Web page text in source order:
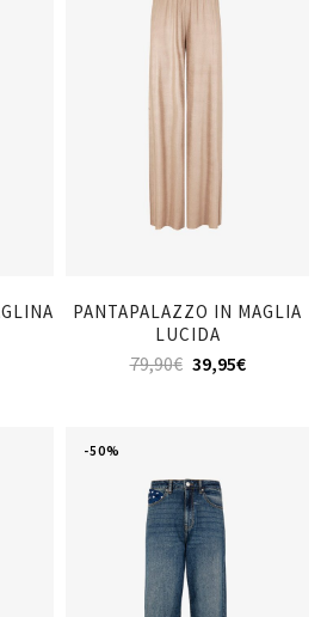
PANTAPALAZZO IN MAGLIA
LUCIDA
79,90€ 39,95€
-50%